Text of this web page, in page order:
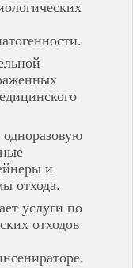
и
отхода.
услуги по
отходов